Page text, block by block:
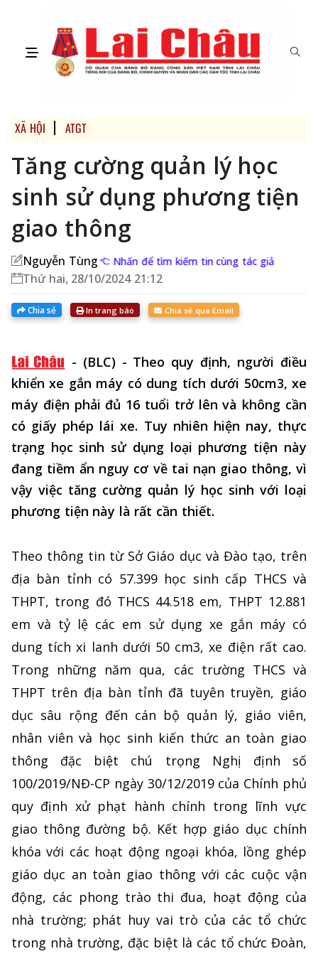
XÃ HỘI ATGT
Tăng cường quản lý học
sinh sử dụng phương tiện
giao thông
Nguyễn Tùng Nhấn để tìm kiếm tin cùng tác giả
Thứ hai, 28/10/2024 21:12
Chia sẻ In trang báo Chia sẻ qua Email
- (BLC) - Theo quy định, người điều
khiển xe gắn máy có dung tích dưới 50cm3, xe
máy điện phải đủ 16 tuổi trở lên và không cần
có giấy phép lái xe. Tuy nhiên hiện nay, thực
trạng học sinh sử dụng loại phương tiện này
đang tiềm ẩn nguy cơ về tai nạn giao thông, vì
vậy việc tăng cường quản lý học sinh với loại
phương tiện này là rất cần thiết.
Theo thông tin từ Sở Giáo dục và Đào tạo, trên
địa bàn tỉnh có 57.399 học sinh cấp THCS và
THPT, trong đó THCS 44.518 em, THPT 12.881
em và tỷ lệ các em sử dụng xe gắn máy có
dung tích xi lanh dưới 50 cm3, xe điện rất cao.
Trong những năm qua, các trường THCS và
THPT trên địa bàn tỉnh đã tuyên truyền, giáo
dục sâu rộng đến cán bộ quản lý, giáo viên,
nhân viên và học sinh kiến thức an toàn giao
thông đặc biệt chú trọng Nghị định số
100/2019/NĐ-CP ngày 30/12/2019 của Chính phủ
quy định xử phạt hành chính trong lĩnh vực
giao thông đường bộ. Kết hợp giáo dục chính
khóa với các hoạt động ngoại khóa, lồng ghép
giáo dục an toàn giao thông với các cuộc vận
động, các phong trào thi đua, hoạt động của
nhà trường; phát huy vai trò của các tổ chức
trong nhà trường, đặc biệt là các tổ chức Đoàn,